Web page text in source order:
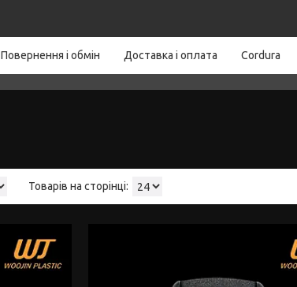
Повернення і обмін Доставка і оплата Cordura